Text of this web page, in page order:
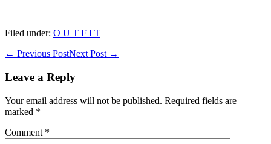
Filed under: O U T F I T
Post
← Previous PostNext Post →
Leave a Reply
Your email address will not be published. Required fields are
marked *
Comment *